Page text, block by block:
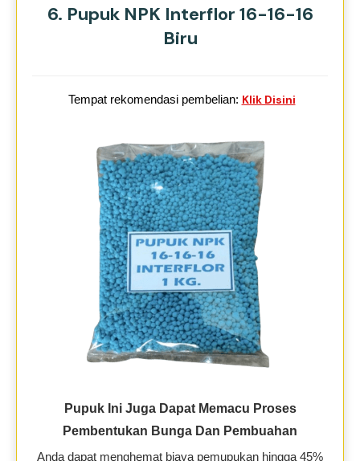
6. Pupuk NPK Interflor 16-16-16
Biru
Tempat rekomendasi pembelian: Klik Disini
Pupuk Ini Juga Dapat Memacu Proses
Pembentukan Bunga Dan Pembuahan
Anda dapat menghemat biaya pemupukan hingga 45%